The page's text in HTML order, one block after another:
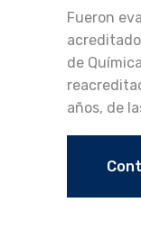
Fueron
de
años, de